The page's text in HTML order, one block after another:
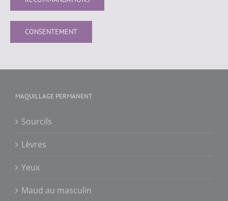
CONSENTEMENT
MAQUILLAGE PERMANENT
Sourcils
Lèvres
Yeux
Maud au masculin